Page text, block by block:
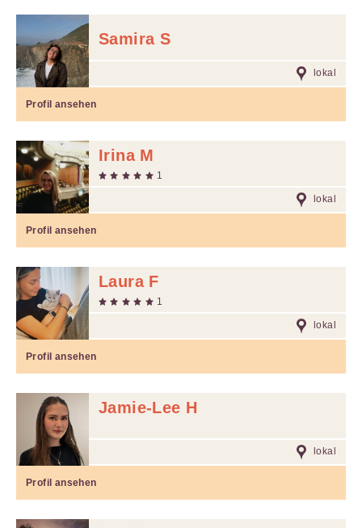
Samira S
lokal
Profil ansehen
Irina M
1
lokal
Profil ansehen
Laura F
1
lokal
Profil ansehen
Jamie-Lee H
lokal
Profil ansehen